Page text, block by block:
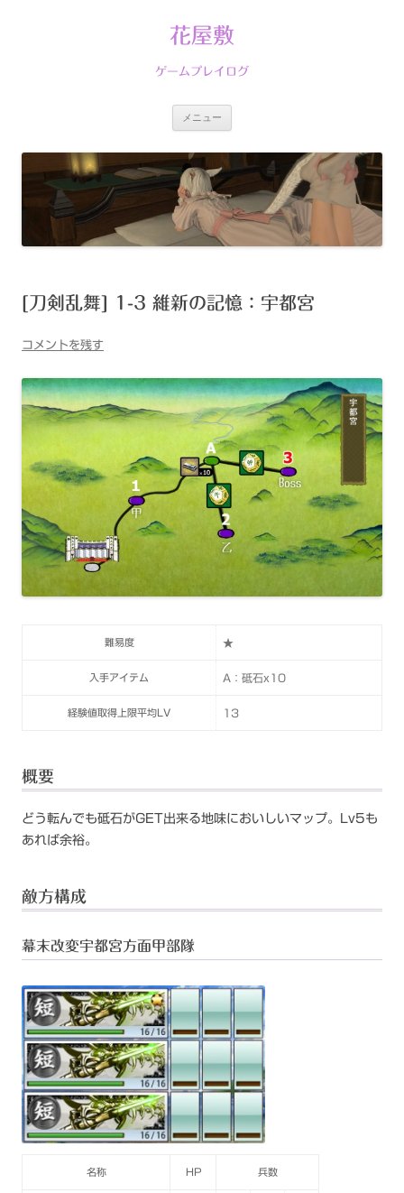
花屋敷
ゲームプレイログ
メニュー
[刀剣乱舞] 1-3 維新の記憶：宇都宮
コメントを残す
難易度 ★
入手アイテム A：砥石x10
経験値取得上限平均LV 13
概要
どう転んでも砥石がGET出来る地味においしいマップ。Lv5も
あれば余裕。
敵方構成
幕末改変宇都宮方面甲部隊
名称 HP 兵数